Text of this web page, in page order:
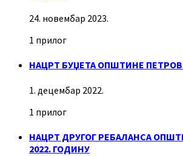
24. новембар 2023.
1 прилог
НАЦРТ БУЏЕТА ОПШТИНЕ
1. децембар 2022.
1 прилог
НАЦРТ ДРУГОГ РЕБАЛАНСА
2022. ГОДИНУ